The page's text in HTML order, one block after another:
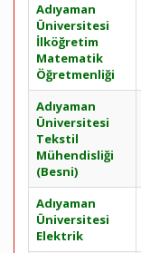
Adıyaman
Üniversitesi
İlköğretim
Matematik
Öğretmenliği
Adıyaman
Üniversitesi
Tekstil
Mühendisliği
(Besni)
Adıyaman
Üniversitesi
Elektrik